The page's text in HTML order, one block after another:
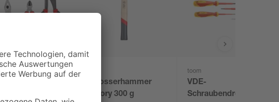
Schlosserhammer
Hickory 300 g
toom
VDE-
Schraubendreher-Set